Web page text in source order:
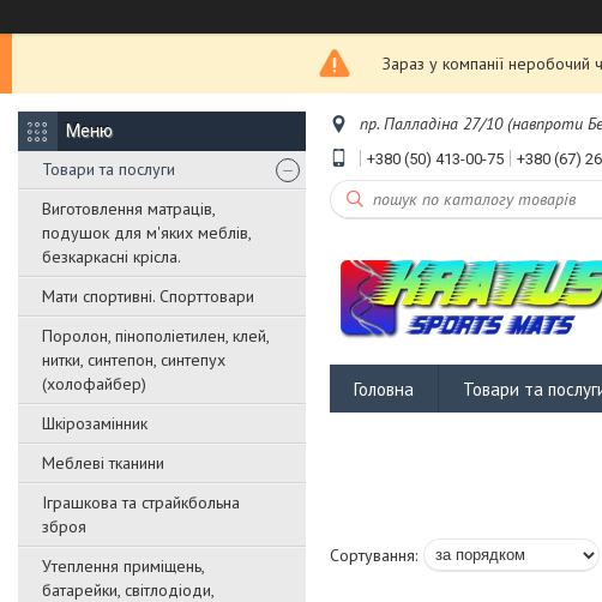
Зараз у компанії
Товари та послуги
Виготовлення матраців,
подушок для м'яких меблів,
безкаркасні крісла.
Мати спортивні. Спорттовари
Поролон, пінополіетилен, клей,
нитки, синтепон, синтепух
(холофайбер)
Шкірозамінник
Меблеві тканини
Іграшкова та страйкбольна
зброя
Утеплення приміщень,
батарейки, світлодіоди,
пр. Палладіна 27/10 (навпроти
+380 (50) 413-00-75 +380 (67)
Головна Товари та